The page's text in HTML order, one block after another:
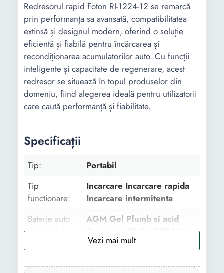
Redresorul rapid Foton RI-1224-12 se remarcă
prin performanța sa avansată, compatibilitatea
extinsă și designul modern, oferind o soluție
eficientă și fiabilă pentru încărcarea și
recondiționarea acumulatorilor auto. Cu funcții
inteligente și capacitate de regenerare, acest
redresor se situează în topul produselor din
domeniu, fiind alegerea ideală pentru utilizatorii
care caută performanță și fiabilitate.
Specificații
Tip:
Portabil
Tip
functionare:
Incarcare Incarcare rapida
Incarcare intermitenta
Baterie auto
compatibila:
AGM Gel Plumb si acid
Start stop PB-CA EFB Li-Ion
Capacitate
baterie auto:
240 Ah